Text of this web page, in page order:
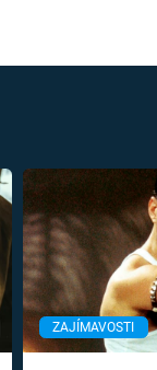
ZAJÍMAVOSTI